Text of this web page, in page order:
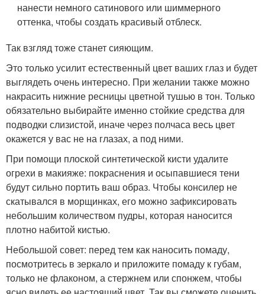
нанести немного сатинового или шиммерного
оттенка, чтобы создать красивый отблеск.
Так взгляд тоже станет сияющим.
Это только усилит естественный цвет ваших глаз и будет
выглядеть очень интересно. При желании также можно
накрасить нижние ресницы цветной тушью в тон. Только
обязательно выбирайте именно стойкие средства для
подводки слизистой, иначе через полчаса весь цвет
окажется у вас не на глазах, а под ними.
При помощи плоской синтетической кисти удалите
огрехи в макияже: покраснения и осыпавшиеся тени
будут сильно портить ваш образ. Чтобы консилер не
скатывался в морщинках, его можно зафиксировать
небольшим количеством пудры, которая наносится
плотно набитой кистью.
Небольшой совет: перед тем как наносить помаду,
посмотритесь в зеркало и приложите помаду к губам,
только не флаконом, а стержнем или спонжем, чтобы